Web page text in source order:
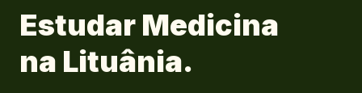
Estudar Medicina
na Lituânia.